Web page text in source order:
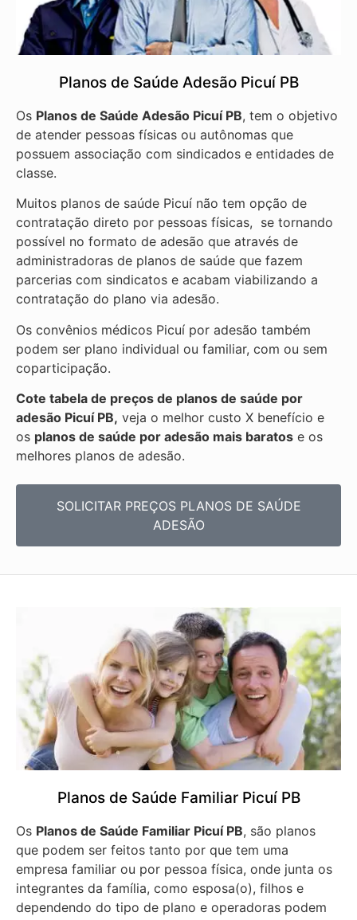
Planos de Saúde Adesão Picuí PB
Os Planos de Saúde Adesão Picuí PB, tem o objetivo
de atender pessoas físicas ou autônomas que
possuem associação com sindicados e entidades de
classe.
Muitos planos de saúde Picuí não tem opção de
contratação direto por pessoas físicas, se tornando
possível no formato de adesão que através de
administradoras de planos de saúde que fazem
parcerias com sindicatos e acabam viabilizando a
contratação do plano via adesão.
Os convênios médicos Picuí por adesão também
podem ser plano individual ou familiar, com ou sem
coparticipação.
Cote tabela de preços de planos de saúde por
adesão Picuí PB, veja o melhor custo X benefício e
os planos de saúde por adesão mais baratos e os
melhores planos de adesão.
SOLICITAR PREÇOS PLANOS DE SAÚDE
ADESÃO
Planos de Saúde Familiar Picuí PB
Os Planos de Saúde Familiar Picuí PB, são planos
que podem ser feitos tanto por que tem uma
empresa familiar ou por pessoa física, onde junta os
integrantes da família, como esposa(o), filhos e
dependendo do tipo de plano e operadoras podem